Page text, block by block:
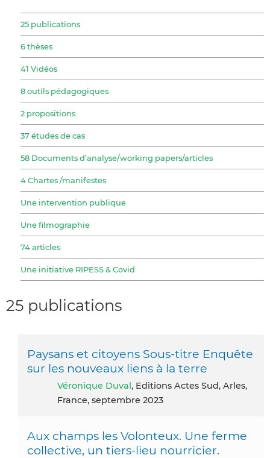
25 publications
6 thèses
41 Vidéos
8 outils pédagogiques
2 propositions
37 études de cas
58 Documents d’analyse/working papers/articles
4 Chartes /manifestes
Une intervention publique
Une filmographie
74 articles
Une initiative RIPESS & Covid
25 publications
Paysans et citoyens Sous-titre Enquête
sur les nouveaux liens à la terre
Véronique Duval, Editions Actes Sud, Arles,
France, septembre 2023
Aux champs les Volonteux. Une ferme
collective, un tiers-lieu nourricier.